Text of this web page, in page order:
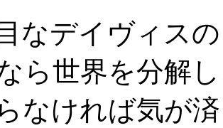
なデイヴィス
ら世界を分解
なければ気が